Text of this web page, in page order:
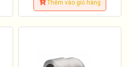
Thêm vào giỏ hàng